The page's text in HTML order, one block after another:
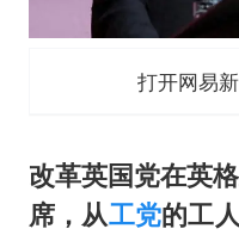
打开网易
改革英国党在英
席，从工党的工